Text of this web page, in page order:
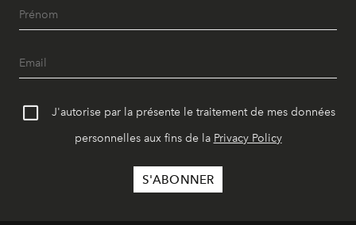
J'autorise par la présente le traitement de mes données
personnelles aux fins de la Privacy Policy